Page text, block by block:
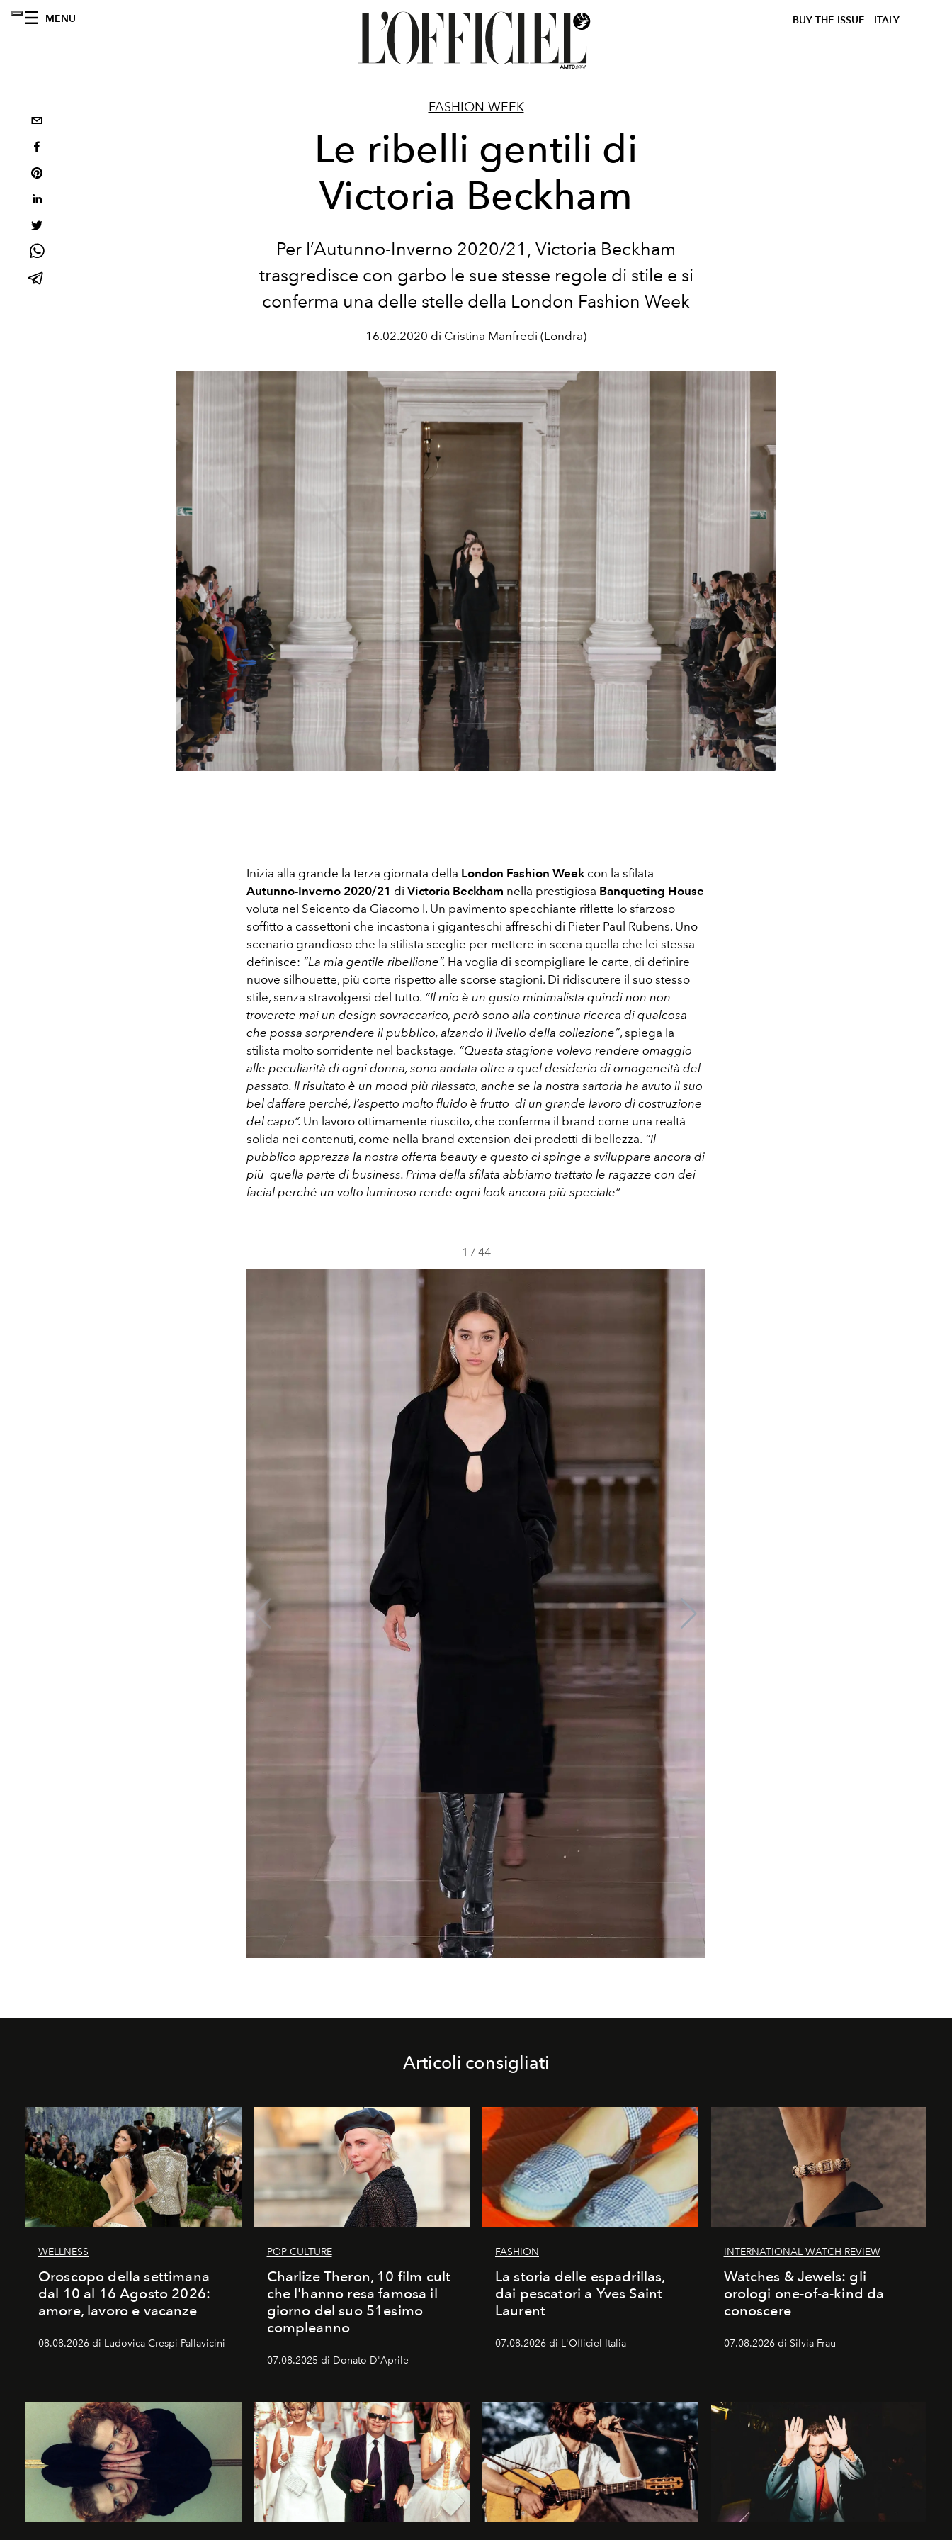
MENU BUY THE ISSUE ITALY
FASHION WEEK
Le ribelli gentili di
Victoria Beckham
Per l’Autunno-Inverno 2020/21, Victoria Beckham
trasgredisce con garbo le sue stesse regole di stile e si
conferma una delle stelle della London Fashion Week
16.02.2020 di Cristina Manfredi (Londra)
Inizia alla grande la terza giornata della London Fashion Week con la sfilata
Autunno-Inverno 2020/21 di Victoria Beckham nella prestigiosa Banqueting House
voluta nel Seicento da Giacomo I. Un pavimento specchiante riflette lo sfarzoso
soffitto a cassettoni che incastona i giganteschi affreschi di Pieter Paul Rubens. Uno
scenario grandioso che la stilista sceglie per mettere in scena quella che lei stessa
definisce: “La mia gentile ribellione”. Ha voglia di scompigliare le carte, di definire
nuove silhouette, più corte rispetto alle scorse stagioni. Di ridiscutere il suo stesso
stile, senza stravolgersi del tutto. “Il mio è un gusto minimalista quindi non non
troverete mai un design sovraccarico, però sono alla continua ricerca di qualcosa
che possa sorprendere il pubblico, alzando il livello della collezione”, spiega la
stilista molto sorridente nel backstage. “Questa stagione volevo rendere omaggio
alle peculiarità di ogni donna, sono andata oltre a quel desiderio di omogeneità del
passato. Il risultato è un mood più rilassato, anche se la nostra sartoria ha avuto il suo
bel daffare perché, l’aspetto molto fluido è frutto di un grande lavoro di costruzione
del capo”. Un lavoro ottimamente riuscito, che conferma il brand come una realtà
solida nei contenuti, come nella brand extension dei prodotti di bellezza. “Il
pubblico apprezza la nostra offerta beauty e questo ci spinge a sviluppare ancora di
più quella parte di business. Prima della sfilata abbiamo trattato le ragazze con dei
facial perché un volto luminoso rende ogni look ancora più speciale”
1 / 44
Articoli consigliati
WELLNESS
Oroscopo della settimana
dal 10 al 16 Agosto 2026:
amore, lavoro e vacanze
08.08.2026 di Ludovica Crespi-Pallavicini
POP CULTURE
Charlize Theron, 10 film cult
che l'hanno resa famosa il
giorno del suo 51esimo
compleanno
07.08.2025 di Donato D'Aprile
FASHION
La storia delle espadrillas,
dai pescatori a Yves Saint
Laurent
07.08.2026 di L'Officiel Italia
INTERNATIONAL WATCH REVIEW
Watches & Jewels: gli
orologi one-of-a-kind da
conoscere
07.08.2026 di Silvia Frau